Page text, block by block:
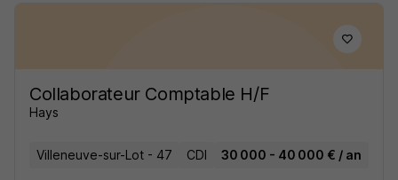
Collaborateur Comptable H/F
Hays
Villeneuve-sur-Lot - 47 CDI 30 000 - 40 000 € / an